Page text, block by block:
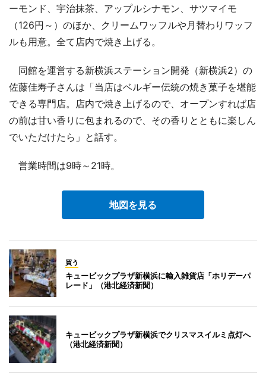
ーモンド、宇治抹茶、アップルシナモン、サツマイモ
（126円～）のほか、クリームワッフルや月替わりワッフ
ルも用意。全て店内で焼き上げる。
同館を運営する新横浜ステーション開発（新横浜2）の
佐藤佳寿子さんは「当店はベルギー伝統の焼き菓子を堪能
できる専門店。店内で焼き上げるので、オープンすれば店
の前は甘い香りに包まれるので、その香りとともに楽しん
でいただけたら」と話す。
営業時間は9時～21時。
地図を見る
買う
キュービックプラザ新横浜に輸入雑貨店「ホリデーパ
レード」（港北経済新聞）
キュービックプラザ新横浜でクリスマスイルミ点灯へ
（港北経済新聞）